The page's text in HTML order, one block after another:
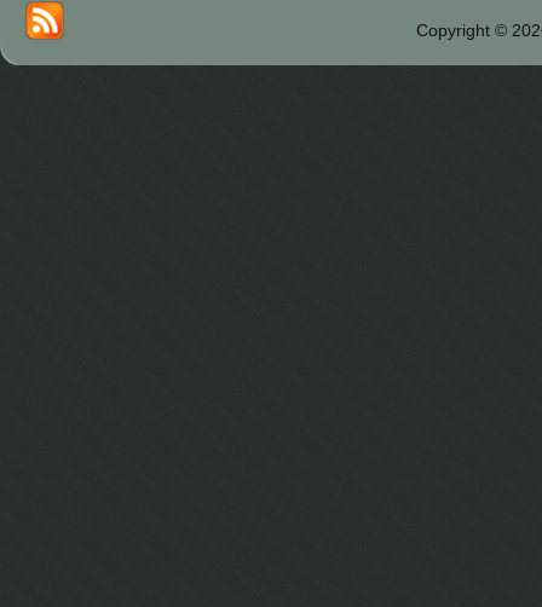
Copyright ©